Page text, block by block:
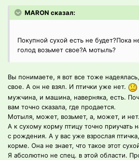
MARON сказал:
Покупной сухой есть не будет?Пока
голод возьмет свое?А мотыль?
Вы понимаете, я вот все тоже
свое. А он не взял. И птички уже нет.
мужчина, и машина, наверняка, есть.
вам точно сказала, где продается.
Мотыля, может, возьмет, а, может, и нет.
А к сухому корму птицу точно приучать
с рождения. А у вас уже взрослая
корме. Она не знает, что такое этот
Я абсолютно не спец. в этой области.